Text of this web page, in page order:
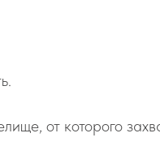
от которого